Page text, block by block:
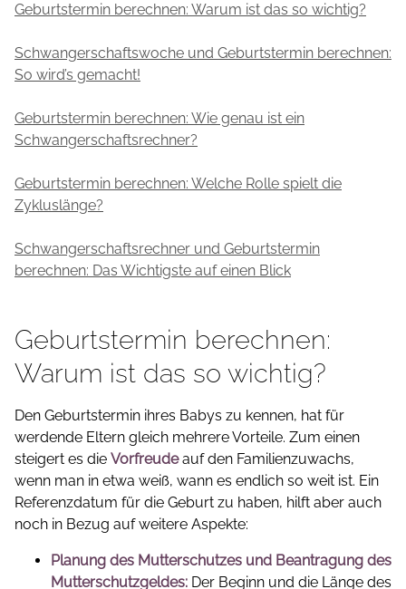
Geburtstermin berechnen: Warum ist das so wichtig?
Schwangerschaftswoche und Geburtstermin berechnen:
So wird’s gemacht!
Geburtstermin berechnen: Wie genau ist ein
Schwangerschaftsrechner?
Geburtstermin berechnen: Welche Rolle spielt die
Zykluslänge?
Schwangerschaftsrechner und Geburtstermin
berechnen: Das Wichtigste auf einen Blick
Geburtstermin berechnen:
Warum ist das so wichtig?
Den Geburtstermin ihres Babys zu kennen, hat für
werdende Eltern gleich mehrere Vorteile. Zum einen
steigert es die Vorfreudeauf den Familienzuwachs,
wenn man in etwa weiß, wann es endlich so weit ist. Ein
Referenzdatum für die Geburt zu haben, hilft aber auch
noch in Bezug auf weitere Aspekte:
Planung des Mutterschutzes und Beantragung des
Mutterschutzgeldes: Der Beginn und die Länge des